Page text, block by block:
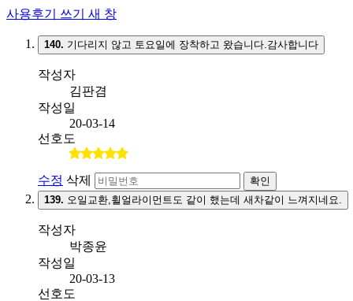
사용후기 쓰기 새 창
140. 기다리지 않고 토요일에 장착하고 왔습니다.감사합니다
작성자
김판겸
작성일
20-03-14
선호도
수정 삭제
확인
139. 오일교환,휠얼라이먼트도 같이 했는데 새차같이 느껴지네요.
작성자
박종윤
작성일
20-03-13
선호도